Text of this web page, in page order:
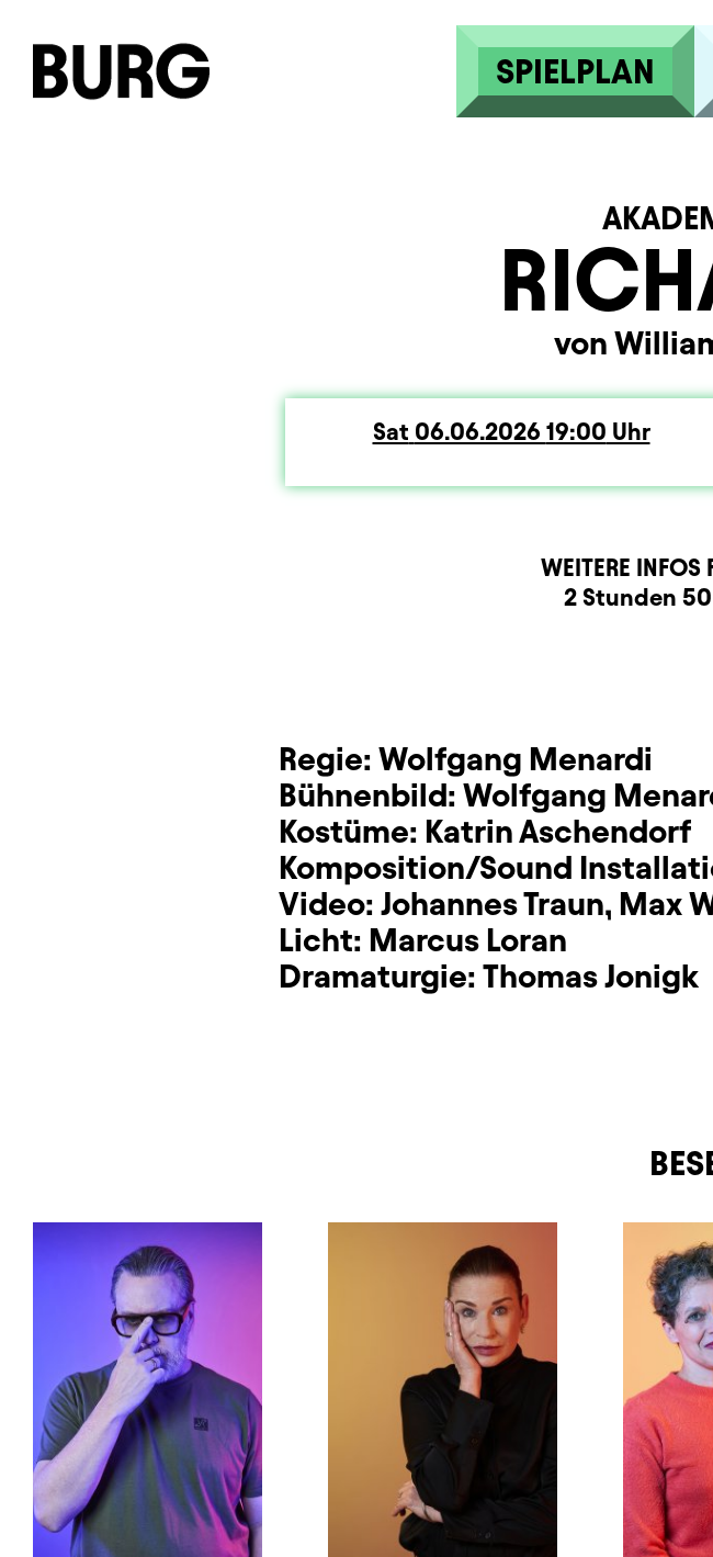
SPIELPLAN
von
Sat Saturday
06.06.2026 19:00 Uhr
WEITERE INFOS
2 Stunden
Regie: Wolfgang Menardi
Bühnenbild: Wolfgang
Kostüme: Katrin Aschendorf
Komposition/Sound
Video: Johannes Traun, Max
Licht: Marcus Loran
Dramaturgie: Thomas Jonigk